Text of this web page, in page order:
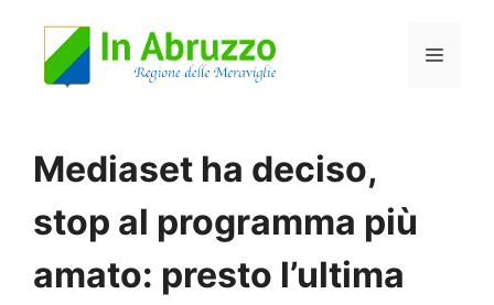
Menu
Mediaset ha deciso,
stop al programma più
amato: presto l’ultima